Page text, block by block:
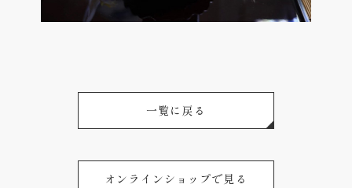
一覧に戻る
オンラインショップで見る